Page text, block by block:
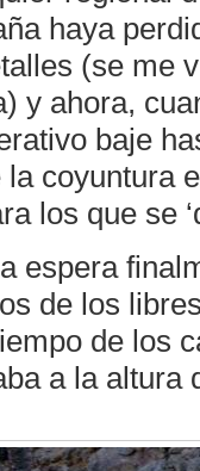
haya
(se me
y ahora,
baje
coyuntura
los que se
espera
de los
de los
a la